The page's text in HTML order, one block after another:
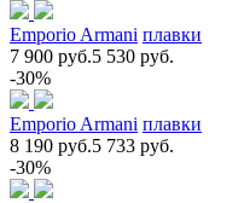
Emporio Armani плавки
7 900 руб.5 530 руб.
-30%
Emporio Armani плавки
8 190 руб.5 733 руб.
-30%